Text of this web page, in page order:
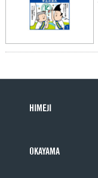
HIMEJI
OKAYAMA